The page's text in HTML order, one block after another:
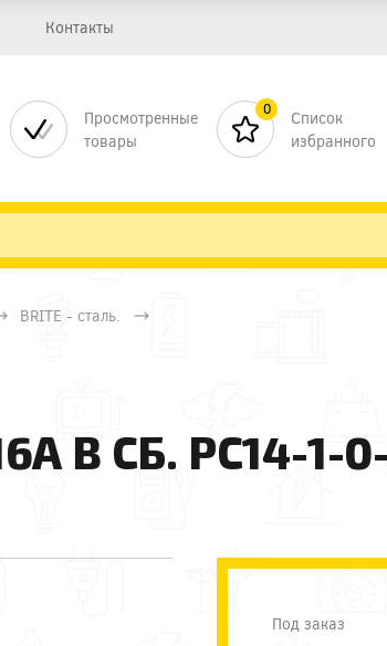
Контакты
Просмотренные
товары
0
Список
избранного
BRITE - сталь.
В СБ. РС14-1-
Под заказ